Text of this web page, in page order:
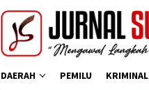
DAERAH PEMILU KRIMINAL